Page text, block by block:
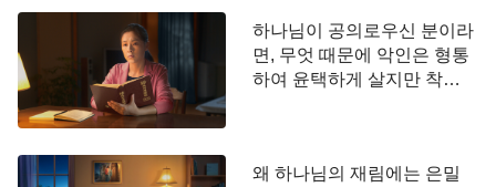
예수님께서 말씀하셨습니다.
에게 이르노니 목숨을 위하여 무엇을 먹을까 무엇을
마실까 몸을 위하여 무엇을 입을까 염려하지 말라 목
숨이 음식보다 중하지 아니하며 몸이 의복보다 중하
않고 창고에 모아 들이지도 아니하되 너희 천부께서
하나님이 공의로우신 분이라
면, 무엇 때문에 악인은 형통
하여 윤택하게 살지만 착한
왜 하나님의 재림에는 은밀